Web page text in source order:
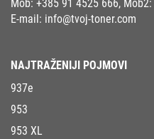
Mob: +385 91 4525 666, Mob2:
E-mail: info@tvoj-toner.com
NAJTRAŽENIJI POJMOVI
937e
953
953 XL